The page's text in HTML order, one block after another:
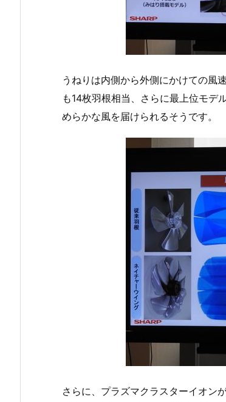
うねりは内側から外側にかけての風
も14枚羽根相当、さらに最上位モデ
めらかな風を届けられるそうです。
さらに、プラズマクラスターイオン